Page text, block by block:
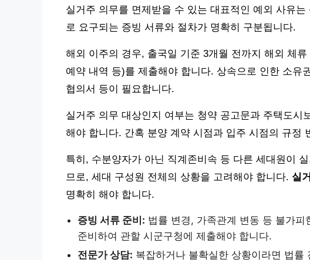
실거주 의무를 면제받을 수 있는 대표적인 예외 사유
로 요구되는 증빙 서류와 절차가 명확히 구분됩니다.
해외 이주의 경우, 출국일 기준 3개월 전까지 해외 체
예약 내역 등)를 제출해야 합니다. 상속으로 인한 소유
협의서 등이 필요합니다.
실거주 의무 대상인지 여부는 청약 공고문과 주택도시
해야 합니다. 간혹 분양 계약 시점과 입주 시점의 규정
특히, 수분양자가 아닌 직계존비속 등 다른 세대원이
므로, 세대 구성원 전체의 상황을 고려해야 합니다. 실
명확히 해야 합니다.
증빙 서류 준비: 법률 변경, 가족관계 변동 등 불가
준비하여 관할 시군구청에 제출해야 합니다.
전문가 상담: 복잡하거나 불확실한 상황이라면 법